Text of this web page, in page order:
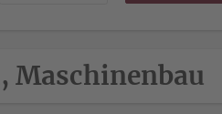
Maschinenbau